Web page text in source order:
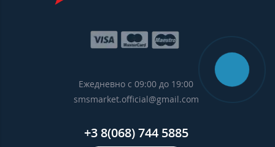
Ежедневно с 09:00 до 19:00
smsmarket.official@gmail.com
+3 8(068) 744 5885